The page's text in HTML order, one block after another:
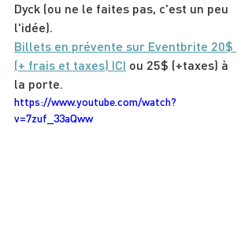
Dyck (ou ne le faites pas, c'est un peu
l'idée).
Billets en prévente sur Eventbrite 20$
(+ frais et taxes) ICI ou 25$ (+taxes) à
la porte.
https://www.youtube.com/watch?
v=7zuf_33aQww